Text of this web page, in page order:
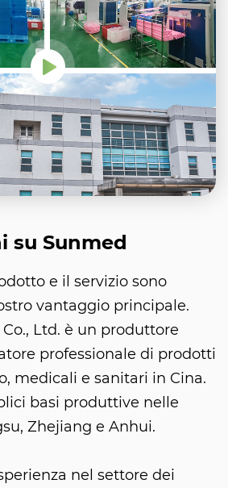
su Sunmed
e il servizio sono
vantaggio principale.
Ltd. è un produttore
professionale di prodotti
medicali e sanitari in Cina.
basi produttive nelle
Zhejiang e Anhui.
nel settore dei